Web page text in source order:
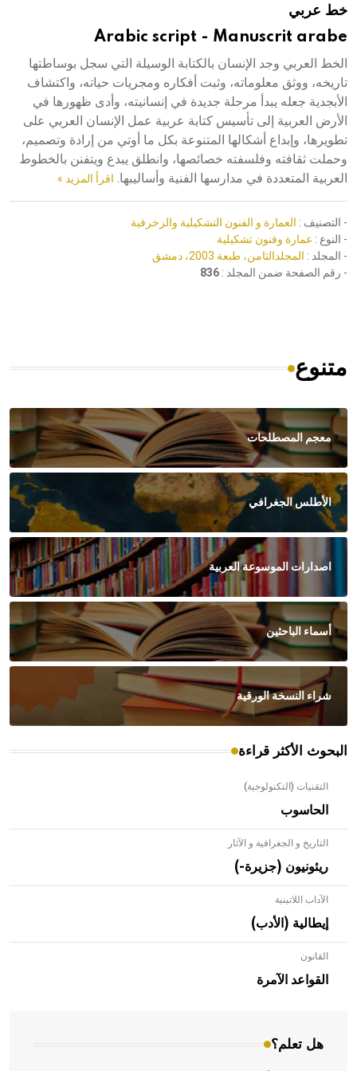
هيئة الموسوعة العربية تطلق موسوعات جديدة في عام 2026خط عربي
Arabic script - Manuscrit arabe
الخط العربي وجد الإنسان بالكتابة الوسيلة التي سجل بوساطتها
تاريخه، ووثق معلوماته، وثبت أفكاره ومجريات حياته، واكتشاف
الأبجدية جعله يبدأ مرحلة جديدة في إنسانيته، وأدى ظهورها في
الأرض العربية إلى تأسيس كتابة عربية عمل الإنسان العربي على
تطويرها، وإبداع أشكالها المتنوعة بكل ما أوتي من إرادة وتصميم،
وحملت ثقافته وفلسفته خصائصها، وانطلق يبدع ويتفنن بالخطوط
العربية المتعددة في مدارسها الفنية وأساليبها. اقرأ المزيد »
- التصنيف : العمارة و الفنون التشكيلية والزخرفية
- النوع : عمارة وفنون تشكيلية
- المجلد : المجلدالثامن، طبعة 2003، دمشق
- رقم الصفحة ضمن المجلد : 836
متنوع
معجم المصطلحات
الأطلس الجغرافي
اصدارات الموسوعة العربية
أسماء الباحثين
شراء النسخة الورقية
البحوث الأكثر قراءة
التقنيات (التكنولوجية)
الحاسوب
التاريخ و الجغرافية و الآثار
ريئونيون (جزيرة-)
الآداب اللاتينية
إيطالية (الأدب)
القانون
القواعد الآمرة
هل تعلم؟
- هل تعلم أن الأبلق نوع من الفنون الهندسية التي ارتبطت
بالعمارة الإسلامية في بلاد الشام ومصر خاصة، حيث يحرص
المعمار على بناء مداميكه وخاصة في الواجهات